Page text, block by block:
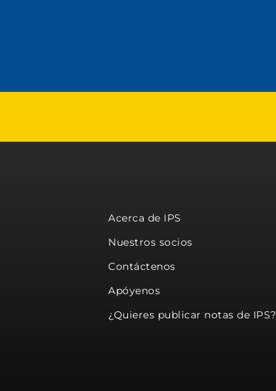
Acerca de IPS
Nuestros socios
Contáctenos
Apóyenos
¿Quieres publicar notas de IPS?